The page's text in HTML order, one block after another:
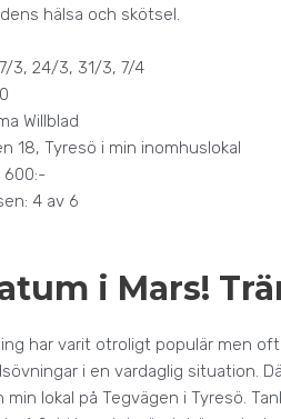
hälsa och skötsel.
3, 24/3, 31/3, 7/4
Willblad
18, Tyresö i min inomhuslokal
600:-
4 av 6
i Mars!
har varit otroligt populär men
i en vardaglig situation.
min lokal på Tegvägen i Tyresö.